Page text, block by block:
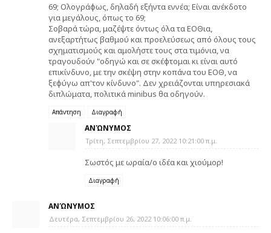
69; Ολογράφως, δηλαδή εξήντα εννέα; Είναι ανέκδοτο
για μεγάλους, όπως το 69;
Σοβαρά τώρα, μαζέψτε όντως όλα τα ΕΟΘια,
ανεξαρτήτως βαθμού και προελεύσεως από όλους τους
σχηματισμούς και αμολήστε τους στα τιμόνια, να
τραγουδούν "οδηγώ και σε σκέφτομαι κι είναι αυτό
επικίνδυνο, με την σκέψη στην κοπάνα του ΕΟΘ, να
ξεφύγω απ'τον κίνδυνο". Δεν χρειάζονται υπηρεσιακά
διπλώματα, πολιτικά minibus θα οδηγούν.
Απάντηση Διαγραφή
ΑΝΏΝΥΜΟΣ
Τρίτη, Σεπτεμβρίου 27, 2022 10:21:00 π.μ.
Σωστός με ωραία/ο ιδέα και χιούμορ!
Διαγραφή
ΑΝΏΝΥΜΟΣ
Δευτέρα, Σεπτεμβρίου 26, 2022 10:06:00 π.μ.